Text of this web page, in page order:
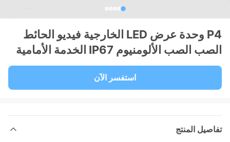
P4 وحدة عرض LED الخارجية فيديو الحائط
الصب الصب الألومنيوم IP67 الخدمة الأمامية
استفسر الآن
تفاصيل المنتج